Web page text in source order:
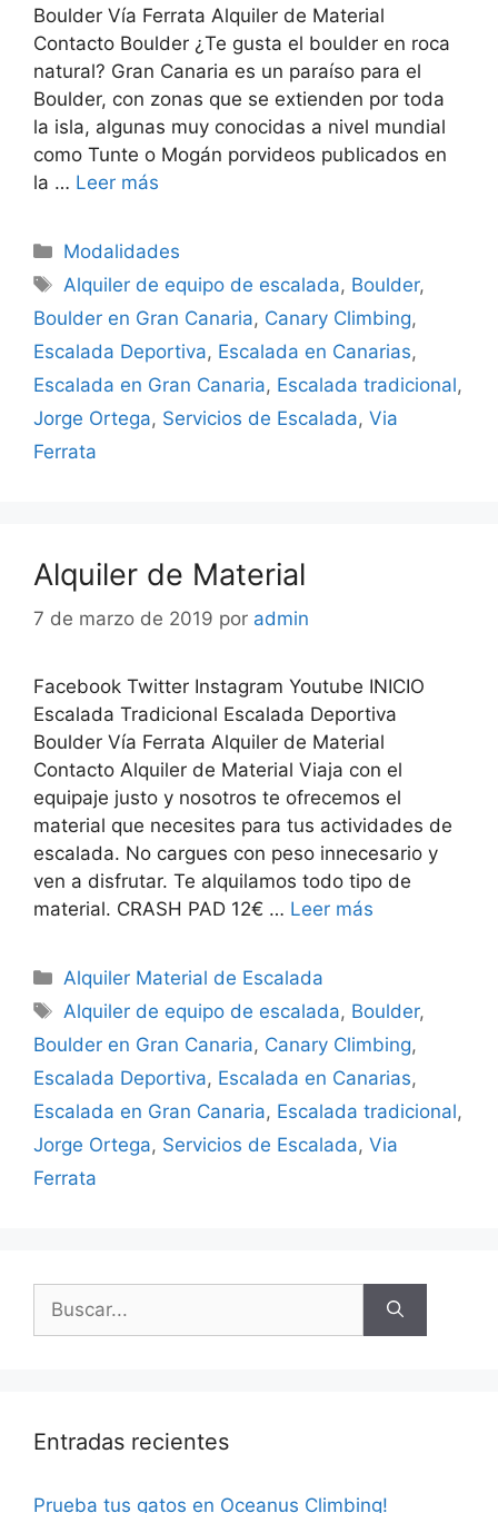
Boulder Vía Ferrata Alquiler de Material
Contacto Boulder ¿Te gusta el boulder en roca
natural? Gran Canaria es un paraíso para el
Boulder, con zonas que se extienden por toda
la isla, algunas muy conocidas a nivel mundial
como Tunte o Mogán porvideos publicados en
la … Leer más
Modalidades
Alquiler de equipo de escalada, Boulder,
Boulder en Gran Canaria, Canary Climbing,
Escalada Deportiva, Escalada en Canarias,
Escalada en Gran Canaria, Escalada tradicional,
Jorge Ortega, Servicios de Escalada, Via
Ferrata
Alquiler de Material
7 de marzo de 2019 por admin
Facebook Twitter Instagram Youtube INICIO
Escalada Tradicional Escalada Deportiva
Boulder Vía Ferrata Alquiler de Material
Contacto Alquiler de Material Viaja con el
equipaje justo y nosotros te ofrecemos el
material que necesites para tus actividades de
escalada. No cargues con peso innecesario y
ven a disfrutar. Te alquilamos todo tipo de
material. CRASH PAD 12€ … Leer más
Alquiler Material de Escalada
Alquiler de equipo de escalada, Boulder,
Boulder en Gran Canaria, Canary Climbing,
Escalada Deportiva, Escalada en Canarias,
Escalada en Gran Canaria, Escalada tradicional,
Jorge Ortega, Servicios de Escalada, Via
Ferrata
Entradas recientes
Prueba tus gatos en Oceanus Climbing!